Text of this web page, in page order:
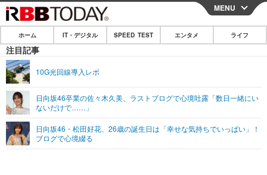
CLOSE
ホーム
IT・デジタル
ネタ
ショッピング その他
SPEED TEST
エンタメ
エンタメTOP
ライフ
MENU
ホーム IT・デジタル SPEED TEST エンタメ ライフ
注目記事
10G光回線導入レポ
日向坂46卒業の佐々木久美、ラストブログで心境吐露「数日一緒にい
ないだけで……」
日向坂46・松田好花、26歳の誕生日は「幸せな気持ちでいっぱい」！
ブログで心境綴る